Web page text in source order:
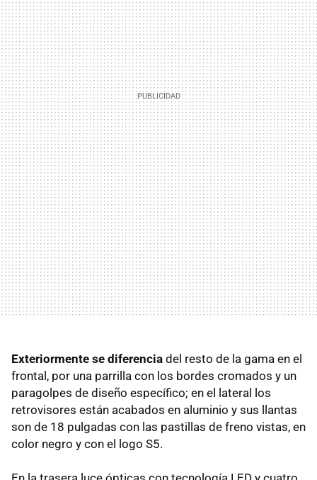
Exteriormente se diferencia del resto de la gama en el
frontal, por una parrilla con los bordes cromados y un
paragolpes de diseño específico; en el lateral los
retrovisores están acabados en aluminio y sus llantas
son de 18 pulgadas con las pastillas de freno vistas, en
color negro y con el logo S5.